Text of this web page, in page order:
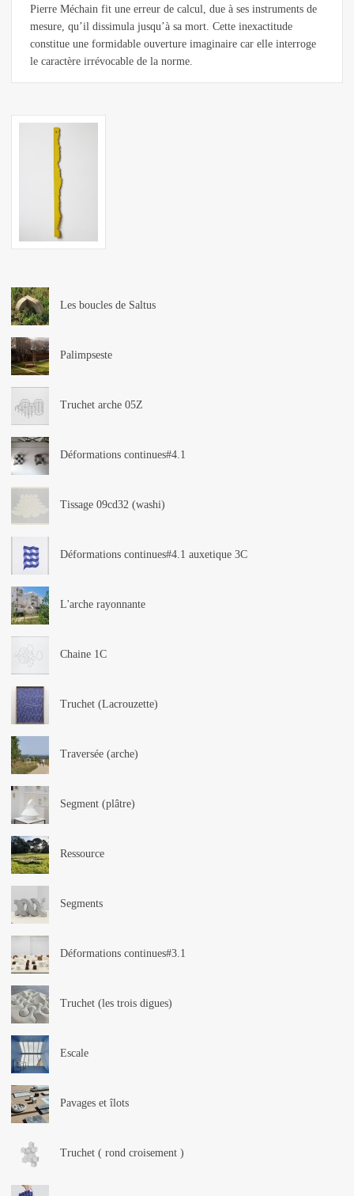
Pierre Méchain fit une erreur de calcul, due à ses instruments de
mesure, qu’il dissimula jusqu’à sa mort. Cette inexactitude
constitue une formidable ouverture imaginaire car elle interroge
le caractère irrévocable de la norme.
Les boucles de Saltus
Palimpseste
Truchet arche 05Z
Déformations continues#4.1
Tissage 09cd32 (washi)
Déformations continues#4.1 auxetique 3C
L'arche rayonnante
Chaine 1C
Truchet (Lacrouzette)
Traversée (arche)
Segment (plâtre)
Ressource
Segments
Déformations continues#3.1
Truchet (les trois digues)
Escale
Pavages et îlots
Truchet ( rond croisement )